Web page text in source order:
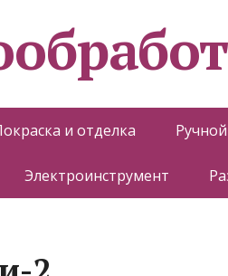
и отделка
Электроинструмент